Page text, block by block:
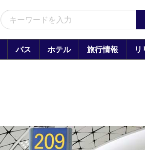
バス ホテル 旅行情報 リ